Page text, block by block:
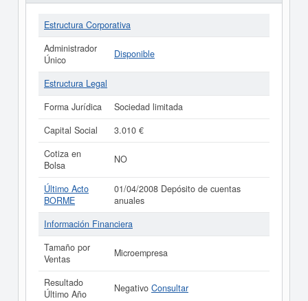
Estructura Corporativa
Administrador
Único
Disponible
Estructura Legal
Forma Jurídica
Sociedad limitada
Capital Social
3.010 €
Cotiza en
Bolsa
NO
Último Acto
BORME
01/04/2008 Depósito de cuentas
anuales
Información Financiera
Tamaño por
Ventas
Microempresa
Resultado
Último Año
Negativo Consultar